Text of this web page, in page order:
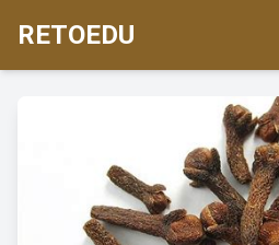
RETOEDU